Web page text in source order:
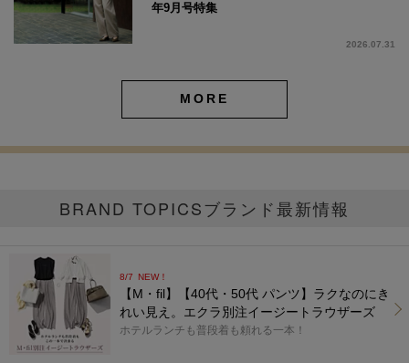
年9月号特集
2026.07.31
MORE
BRAND TOPICSブランド最新情報
8/7 NEW！
【M・fil】【40代・50代 パンツ】ラクなのにき
れい見え。エクラ別注イージートラウザーズ
ホテルランチも普段着も頼れる一本！